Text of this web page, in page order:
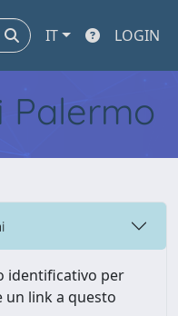
IT LOGIN
Palermo
identificativo per
un link a questo